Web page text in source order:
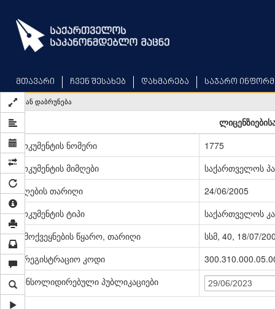
main
content
მთავარი ჩვენ შესახებ დახმარება საჯარო
უკან დაბრუნება
დოკუმენტის ნომერი
1775
დოკუმენტის მიმღები
საქართველოს
მიღების თარიღი
24/06/2005
დოკუმენტის ტიპი
საქართველოს
გამოქვეყნების წყარო, თარიღი
სსმ, 40, 18/07/
სარეგისტრაციო კოდი
კონსოლიდირებული პუბლიკაციები
29/06/2023